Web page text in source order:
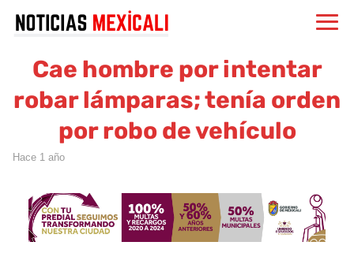
Cae hombre por intentar
robar lámparas; tenía orden
por robo de vehículo
hace 1 año